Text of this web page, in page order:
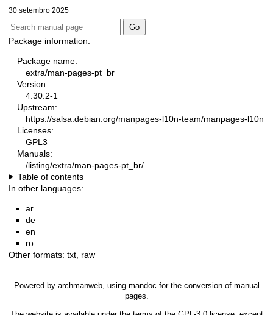
30 setembro 2025
Package information:
Package name:
extra/man-pages-pt_br
Version:
4.30.2-1
Upstream:
https://salsa.debian.org/manpages-l10n-team/manpages-l10n
Licenses:
GPL3
Manuals:
/listing/extra/man-pages-pt_br/
Table of contents
In other languages:
ar
de
en
ro
Other formats: txt raw
Powered by archmanweb, using mandoc for the conversion of manual
pages.